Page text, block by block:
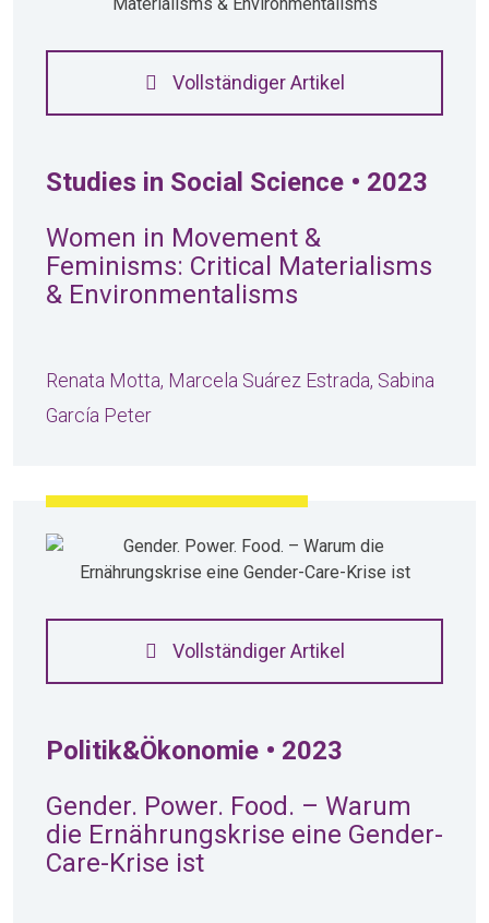
Vollständiger Artikel
Studies in Social Science • 2023
Women in Movement &
Feminisms: Critical Materialisms
& Environmentalisms
Renata Motta, Marcela Suárez Estrada, Sabina
García Peter
Vollständiger Artikel
Politik&Ökonomie • 2023
Gender. Power. Food. – Warum
die Ernährungskrise eine Gender-
Care-Krise ist